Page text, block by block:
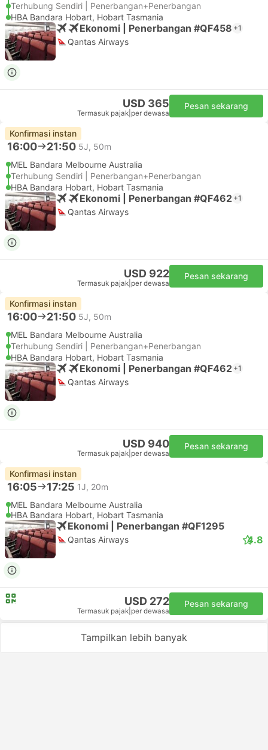
Terhubung Sendiri | Penerbangan+Penerbangan
HBA Bandara Hobart, Hobart Tasmania
Ekonomi | Penerbangan #QF458 +1
Qantas Airways
USD 365
Termasuk pajak per dewasa
Pesan sekarang
Konfirmasi instan
16:00 21:50 5J, 50m
MEL Bandara Melbourne Australia
Terhubung Sendiri | Penerbangan+Penerbangan
HBA Bandara Hobart, Hobart Tasmania
Ekonomi | Penerbangan #QF462 +1
Qantas Airways
USD 922
Termasuk pajak per dewasa
Pesan sekarang
Konfirmasi instan
16:00 21:50 5J, 50m
MEL Bandara Melbourne Australia
Terhubung Sendiri | Penerbangan+Penerbangan
HBA Bandara Hobart, Hobart Tasmania
Ekonomi | Penerbangan #QF462 +1
Qantas Airways
USD 940
Termasuk pajak per dewasa
Pesan sekarang
Konfirmasi instan
16:05 17:25 1J, 20m
MEL Bandara Melbourne Australia
HBA Bandara Hobart, Hobart Tasmania
Ekonomi | Penerbangan #QF1295
Qantas Airways 4.8
USD 272
Termasuk pajak per dewasa
Pesan sekarang
Tampilkan lebih banyak